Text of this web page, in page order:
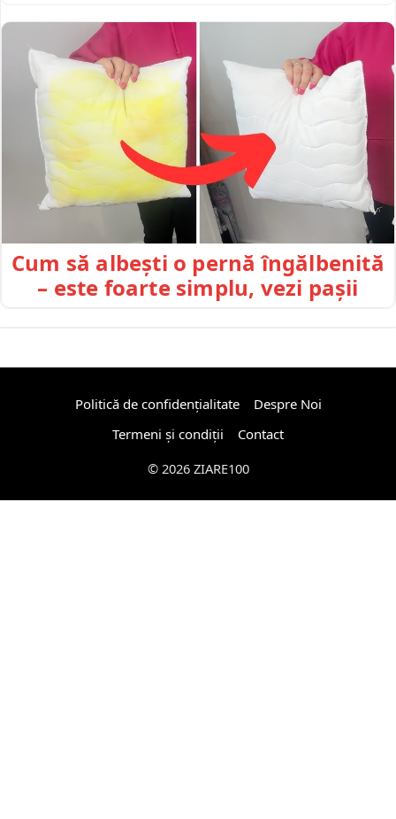
Cum să albești o pernă îngălbenită
– este foarte simplu, vezi pașii
Politică de confidențialitate
Despre Noi
Termeni și condiții
Contact
© 2026 ZIARE100